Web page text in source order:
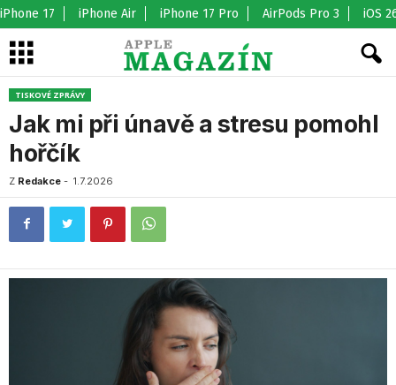
iPhone 17 iPhone Air iPhone 17 Pro AirPods Pro 3 iOS
TISKOVÉ ZPRÁVY
Jak mi při únavě a stresu pomohl
hořčík
Z Redakce - 1.7.2026